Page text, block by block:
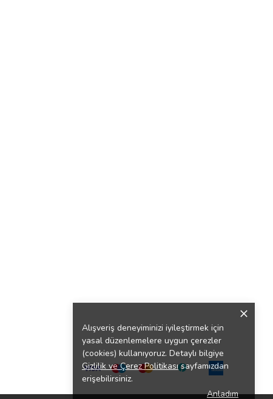
Alışveriş deneyiminizi iyileştirmek için
yasal düzenlemelere uygun çerezler
(cookies) kullanıyoruz. Detaylı bilgiye
Gizlilik ve Çerez Politikasısayfamızdan
erişebilirsiniz.
Anladım